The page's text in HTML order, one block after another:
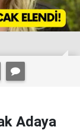
Adaya